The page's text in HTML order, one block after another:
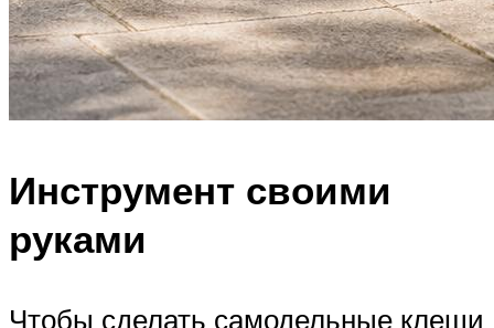
Инструмент своими
руками
Чтобы сделать самодельные клещи